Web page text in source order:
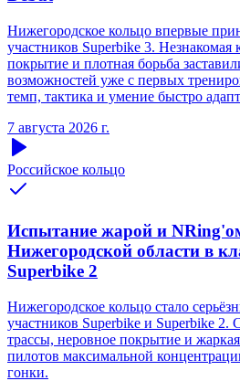
Нижегородское кольцо впервые
участников Superbike 3. Незнакомая
покрытие и плотная борьба
возможностей уже с первых
темп, тактика и умение быстро
7 августа 2026 г.
Российское кольцо
Испытание жарой и
Нижегородской области в
Superbike 2
Нижегородское кольцо стало
участников Superbike и Superbike 2.
трассы, неровное покрытие и
пилотов максимальной
гонки.